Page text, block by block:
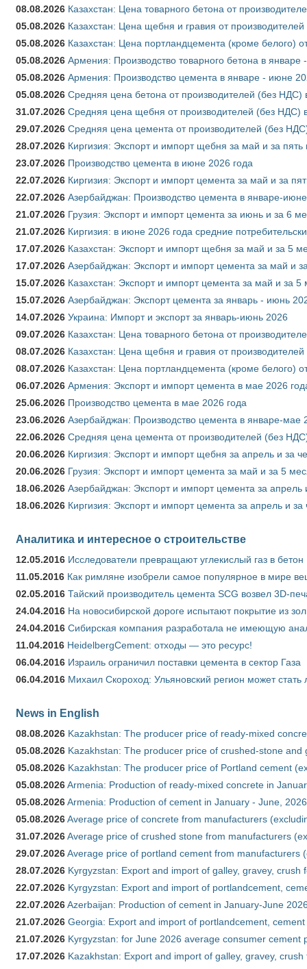
08.08.2026 Казахстан: Цена товарного бетона от
05.08.2026 Казахстан: Цена щебня и гравия от
05.08.2026 Казахстан: Цена портландцемента (кроме белого)
05.08.2026 Армения: Производство товарного бетона в январе
05.08.2026 Армения: Производство цемента в январе - июне
05.08.2026 Средняя цена бетона от производителей (без НДС)
31.07.2026 Средняя цена щебня от производителей (без НДС)
29.07.2026 Средняя цена цемента от производителей (без
28.07.2026 Киргизия: Экспорт и импорт щебня за май и за
23.07.2026 Производство цемента в июне 2026 года
22.07.2026 Киргизия: Экспорт и импорт цемента за май и за
22.07.2026 Азербайджан: Производство цемента в январе-
21.07.2026 Грузия: Экспорт и импорт цемента за июнь и за 6
21.07.2026 Киргизия: в июне 2026 года средние
17.07.2026 Казахстан: Экспорт и импорт щебня за май и за 5
17.07.2026 Азербайджан: Экспорт и импорт цемента за май и
15.07.2026 Казахстан: Экспорт и импорт цемента за май и за
15.07.2026 Азербайджан: Экспорт цемента за январь - июнь
14.07.2026 Украина: Импорт и экспорт за январь-июнь 2026
09.07.2026 Казахстан: Цена товарного бетона от
08.07.2026 Казахстан: Цена щебня и гравия от
08.07.2026 Казахстан: Цена портландцемента (кроме белого)
06.07.2026 Армения: Экспорт и импорт цемента в мае 2026
25.06.2026 Производство цемента в мае 2026 года
23.06.2026 Азербайджан: Производство цемента в январе-мае
22.06.2026 Средняя цена цемента от производителей (без
20.06.2026 Киргизия: Экспорт и импорт щебня за апрель и за
20.06.2026 Грузия: Экспорт и импорт цемента за май и за 5
18.06.2026 Азербайджан: Экспорт и импорт цемента за
18.06.2026 Киргизия: Экспорт и импорт цемента за апрель и
Аналитика и интересное о строительстве
12.05.2016 Исследователи превращают углекислый газ в бетон
11.05.2016 Как римляне изобрели самое популярное в мире
02.05.2016 Тайский производитель цемента SCG возвел 3D-
24.04.2016 На новосибирской дороге испытают покрытие из
24.04.2016 Сибирская компания разработала не имеющую
11.04.2016 HeidelbergCement: отходы — это ресурс!
06.04.2016 Израиль ограничил поставки цемента в сектор Газа
06.04.2016 Михаил Скороход: Ульяновский регион может
News in English
08.08.2026 Kazakhstan: The producer price of ready-mixed
05.08.2026 Kazakhstan: The producer price of crushed-stone and
05.08.2026 Kazakhstan: The producer price of Portland cement
05.08.2026Armenia: Production of ready-mixed concrete in
05.08.2026Armenia: Production of cement in January - June, 2026
05.08.2026Average price of concrete from manufacturers
31.07.2026Average price of crushed stone from manufacturers
29.07.2026Average price of portland cement from manufacturers
28.07.2026 Kyrgyzstan: Export and import of galley, gravey,
22.07.2026 Kyrgyzstan: Export and import of portlandcement,
22.07.2026Azerbaijan: Production of cement in January-June
21.07.2026 Georgia: Export and import of portlandcement,
21.07.2026 Kyrgyzstan: for June 2026 average consumer cement
17.07.2026 Kazakhstan: Export and import of galley, gravey,